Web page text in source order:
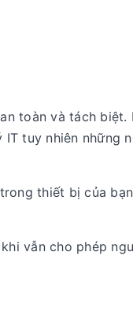
toàn và tách biệt.
tuy nhiên những
thiết bị của
vẫn cho phép